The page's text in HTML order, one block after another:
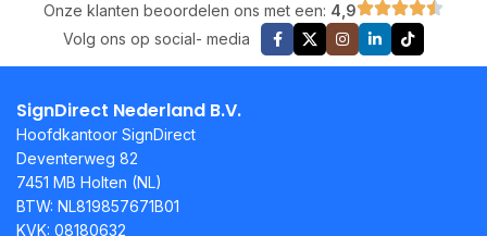
Onze klanten beoordelen ons met een: 4,9
Volg ons op social- media
SignDirect Nederland B.V.
Hoofdkantoor SignDirect
Deventerweg 82
7451 MB Holten (NL)
BTW: NL819857671B01
KVK: 08180632